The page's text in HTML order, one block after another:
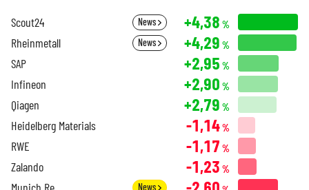
Scout24 News +4,38 %
Rheinmetall News +4,29 %
SAP +2,95 %
Infineon +2,90 %
Qiagen +2,79 %
Heidelberg Materials -1,14%
RWE -1,17 %
Zalando -1,23 %
News